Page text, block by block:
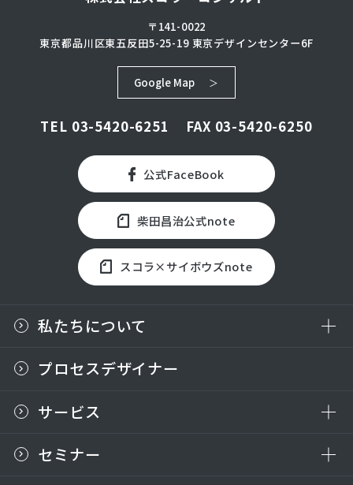
〒141-0022
東京都品川区東五反田5-25-19東京デザインセンター6F
Google Map
TEL 03-5420-6251 FAX 03-5420-6250
公式FaceBook
柴田昌治公式note
スコラ×サイボウズnote
私たちについて
プロセスデザイナー
サービス
セミナー